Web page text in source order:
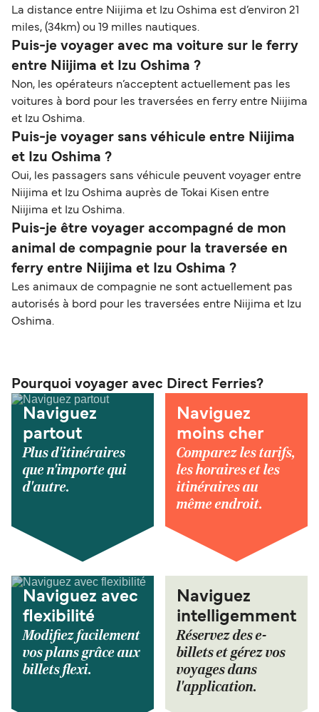
La distance entre Niijima et Izu Oshima est d’environ 21
miles, (34km) ou 19 milles nautiques.
Puis-je voyager avec ma voiture sur le ferry
entre Niijima et Izu Oshima ?
Non, les opérateurs n’acceptent actuellement pas les
voitures à bord pour les traversées en ferry entre Niijima
et Izu Oshima.
Puis-je voyager sans véhicule entre Niijima
et Izu Oshima ?
Oui, les passagers sans véhicule peuvent voyager entre
Niijima et Izu Oshima auprès de Tokai Kisen entre
Niijima et Izu Oshima.
Puis-je être voyager accompagné de mon
animal de compagnie pour la traversée en
ferry entre Niijima et Izu Oshima ?
Les animaux de compagnie ne sont actuellement pas
autorisés à bord pour les traversées entre Niijima et Izu
Oshima.
Pourquoi voyager avec Direct Ferries?
Naviguez
partout
Plus d'itinéraires
que n'importe qui
d'autre.
Naviguez
moins cher
Comparez les tarifs,
les horaires et les
itinéraires au
même endroit.
Naviguez avec
flexibilité
Modifiez facilement
vos plans grâce aux
billets flexi.
Naviguez
intelligemment
Réservez des e-
billets et gérez vos
voyages dans
l'application.